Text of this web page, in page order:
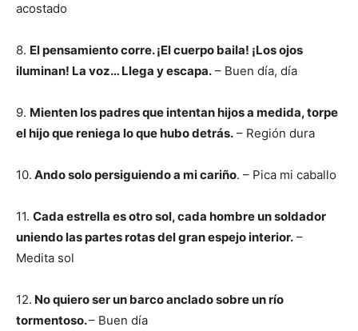
acostado
8. El pensamiento corre. ¡El cuerpo baila! ¡Los ojos
iluminan! La voz… Llega y escapa. – Buen día, día
9. Mienten los padres que intentan hijos a medida, torpe
el hijo que reniega lo que hubo detrás. – Región dura
10. Ando solo persiguiendo a mi cariño. – Pica mi caballo
11. Cada estrella es otro sol, cada hombre un soldador
uniendo las partes rotas del gran espejo interior. –
Medita sol
12. No quiero ser un barco anclado sobre un río
tormentoso.– Buen día